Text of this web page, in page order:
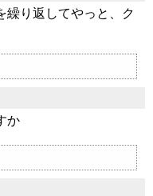
繰り返してやっと、ク
か